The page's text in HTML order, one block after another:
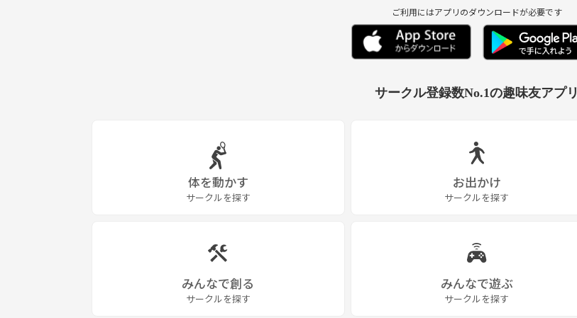
ご利用にはアプリのダウンロードが必要です
サークル登録数No.1の趣味友アプリ
体を動かす
サークルを探す
お出かけ
サークルを探す
みんなで創る
サークルを探す
みんなで遊ぶ
サークルを探す